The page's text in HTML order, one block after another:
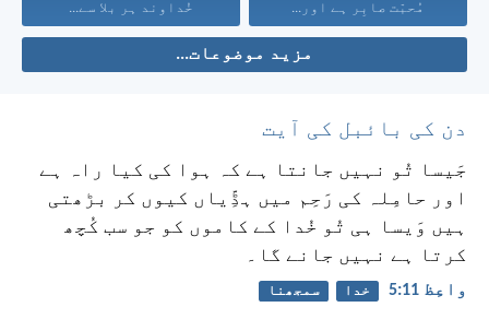
مُحبّت صابِر ہے اور... خُداوند ہر بلا سے...
مزید موضوعات...
دن کی بائبل کی آیت
جَیسا تُو نہیں جانتا ہے کہ ہوا کی کیا راہ ہے
اور حامِلہ کی رَحِم میں ہڈِّیاں کیوں کر بڑھتی
ہیں وَیسا ہی تُو خُدا کے کاموں کو جو سب کُچھ
کرتا ہے نہیں جانے گا۔
واعِظ 11:‏5 خدا سمجھنا